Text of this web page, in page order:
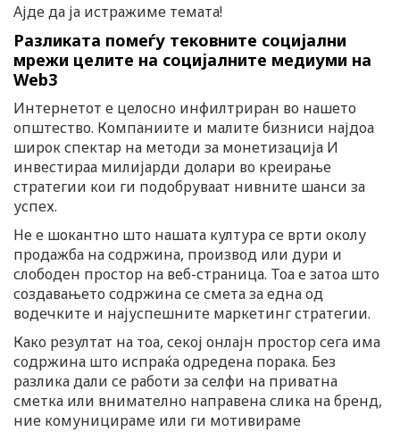
Ајде да ја истражиме темата!
Разликата помеѓу тековните социјални
мрежи целите на социјалните медиуми на
Web3
Интернетот е целосно инфилтриран во нашето
општество. Компаниите и малите бизниси најдоа
широк спектар на методи за монетизација И
инвестираа милијарди долари во креирање
стратегии кои ги подобруваат нивните шанси за
успех.
Не е шокантно што нашата култура се врти околу
продажба на содржина, производ или дури и
слободен простор на веб-страница. Тоа е затоа што
создавањето содржина се смета за една од
водечките и најуспешните маркетинг стратегии.
Како резултат на тоа, секој онлајн простор сега има
содржина што испраќа одредена порака. Без
разлика дали се работи за селфи на приватна
сметка или внимателно направена слика на бренд,
ние комуницираме или ги мотивираме